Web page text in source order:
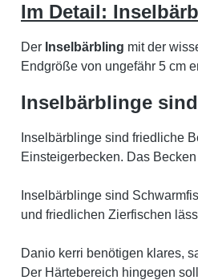
Im Detail:
Der Inselbärbling mit der
Endgröße von ungefähr 5 cm
Inselbärblinge
Inselbärblinge sind friedliche
Einsteigerbecken. Das
Inselbärblinge sind
und friedlichen Zierfischen
Danio kerri benötigen klares,
Der Härtebereich hingegen